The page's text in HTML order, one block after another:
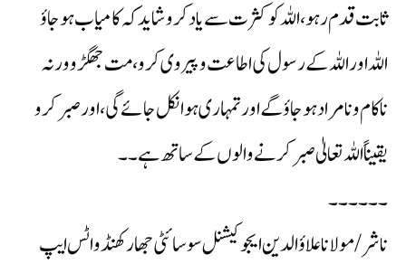
ثابت قدم رہو ، اللہ کو کثرت سے یاد کرو شاید کہ کامیاب ہو جاؤ
اللہ اور اللہ کے رسول کی اطاعت و پیروی کرو ، مت جھگڑو ورنہ
ناکام و نامراد ہو جاؤ گے اور تمہاری ہوا نکل جائے گی ، اور صبر کرو
یقیناً اللہ تعالیٰ صبر کرنے والوں کے ساتھ ہے ۔۔
۔۔۔۔۔۔
ناشر / مولانا علاؤ الدین ایجوکیشنل سوسائٹی جھارکھنڈ واٹس ایپ